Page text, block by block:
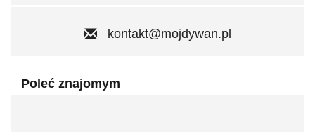
kontakt@mojdywan.pl
Poleć znajomym